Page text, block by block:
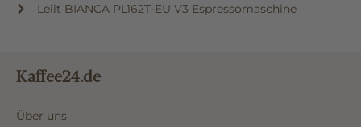
Lelit BIANCA PL162T-EU V3 Espressomaschine
Kaffee24.de
Über uns